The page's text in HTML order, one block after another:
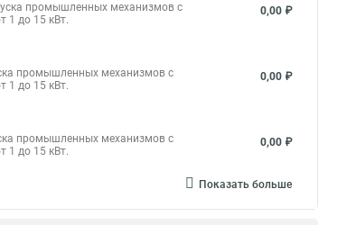
промышленных механизмов с
1 до 15 кВт.
0,00 ₽
промышленных механизмов с
1 до 15 кВт.
0,00 ₽
промышленных механизмов с
1 до 15 кВт.
0,00 ₽
Показать больше